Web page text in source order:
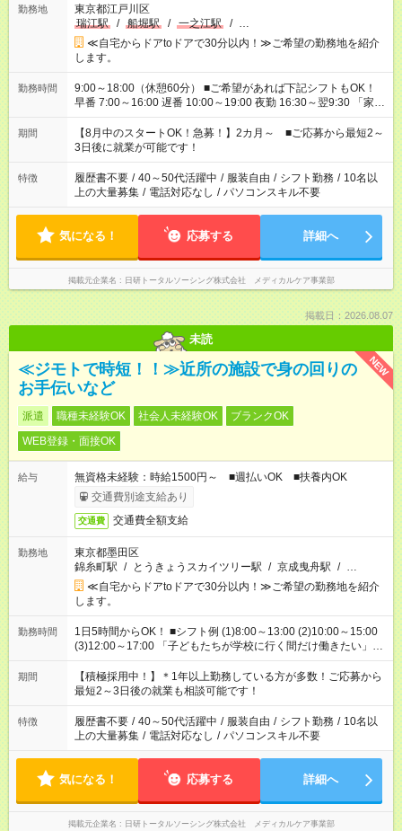
勤務地
東京都江戸川区
瑞江駅
/ 船堀駅 / 一之江駅 / …
≪自宅からドアtoドアで30分以内！≫ご希望の勤務地を紹介
します。
勤務時間
9:00～18:00（休憩60分） ■ご希望があれば下記シフトもOK！
早番 7:00～16:00 遅番 10:00～19:00 夜勤 16:30～翌9:30 「家族
と休みを合わせたい」 「余裕を持って夕飯の準備がしたい」
「できれば残業はしたくない」 など、ご希望を教えてください
ね。 ※Wワーク希望の方へ 今ご覧のお仕事で希望する勤務時間
と、もう1つのお仕事の勤務時間。 合計で週40時間を超える場
合は応募できません。
期間
【8月中のスタートOK！急募！】2カ月～ ■ご応募から最短2～
3日後に就業が可能です！
特徴 履歴書不要 / 40～50代活躍中 / 服装自由 / シフト勤務 / 10名以
上の大量募集 / 電話対応なし / パソコンスキル不要
気になる！ 応募する 詳細へ
掲載元企業名 日研トータルソーシング株式会社 メディカルケア事業部
掲載日：2026.08.07
未読
NEW
≪ジモトで時短！！≫近所の施設で身の回りの
お手伝いなど
派遣 職種未経験OK 社会人未経験OK
ブランクOK
WEB登録・面接OK
給与
無資格未経験：時給1500円～ ■週払いOK ■扶養内OK
交通費別途支給あり
交通費 交通費全額支給
勤務地
東京都墨田区
錦糸町駅 / とうきょうスカイツリー駅 / 京成曳舟駅 / …
≪自宅からドアtoドアで30分以内！≫ご希望の勤務地を紹介
します。
勤務時間
1日5時間からOK！ ■シフト例 (1)8:00～13:00 (2)10:00～15:00
(3)12:00～17:00 「子どもたちが学校に行く間だけ働きたい」
「余裕を持って夕飯の準備がしたい」 「午前中は働いて、午後
はプライベートの時間にしたい」 など、ご希望を教えてくださ
いね。 ※Wワーク希望の方へ 今ご覧のお仕事で希望する勤務時
間と、もう1つのお仕事の勤務時間。 合計で週40時間を超える
場合は応募できません。
期間
【積極採用中！】＊1年以上勤務している方が多数！ご応募から
最短2～3日後の就業も相談可能です！
特徴 履歴書不要 / 40～50代活躍中 / 服装自由 / シフト勤務 / 10名以
上の大量募集 / 電話対応なし / パソコンスキル不要
気になる！ 応募する 詳細へ
掲載元企業名 日研トータルソーシング株式会社 メディカルケア事業部